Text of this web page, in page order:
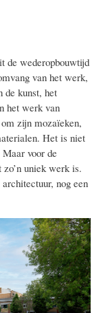
de wederopbouwtijd
van het werk,
de kunst, het
het werk van
zijn mozaïeken,
Het is niet
voor de
zo’n uniek werk is.
nog een